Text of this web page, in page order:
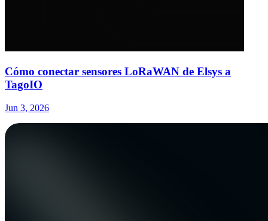
Cómo conectar sensores LoRaWAN de Elsys a
TagoIO
Jun 3, 2026